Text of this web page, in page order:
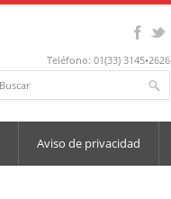
Teléfono: 01(33) 3145•2626
Aviso de privacidad